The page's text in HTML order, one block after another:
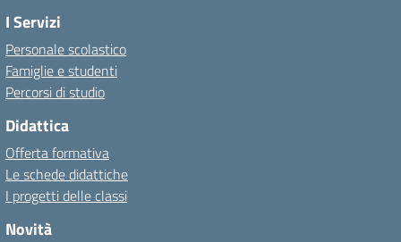
I Servizi
Personale scolastico
Famiglie e studenti
Percorsi di studio
Didattica
Offerta formativa
Le schede didattiche
I progetti delle classi
Novità